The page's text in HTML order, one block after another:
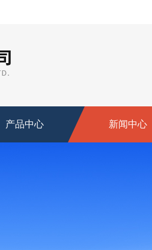
产品中心 新闻中心